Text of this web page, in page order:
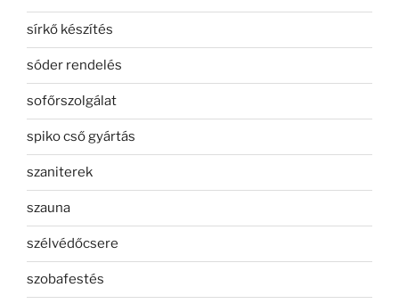
sírkő készítés
sóder rendelés
sofőrszolgálat
spiko cső gyártás
szaniterek
szauna
szélvédőcsere
szobafestés